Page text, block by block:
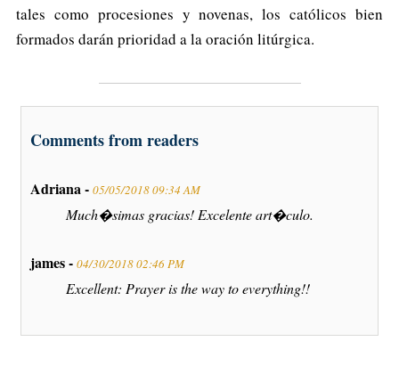
tales como procesiones y novenas, los católicos bien
formados darán prioridad a la oración litúrgica.
Comments from readers
Adriana - 05/05/2018 09:34 AM
Much�simas gracias! Excelente art�culo.
james - 04/30/2018 02:46 PM
Excellent: Prayer is the way to everything!!